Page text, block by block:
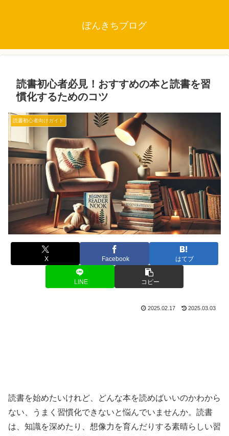
ぽんきちブログ
読書初心者必見！おすすめの本と読書を習
慣化するためのコツ
読書初心者向けガイド
X Facebook はてブ
LINE コピー
2025.02.17 2025.03.03
読書を始めたいけれど、どんな本を読めばいいのかわから
ない、うまく習慣化できないと悩んでいませんか。読書
は、知識を深めたり、想像力を育んだりする素晴らしい習